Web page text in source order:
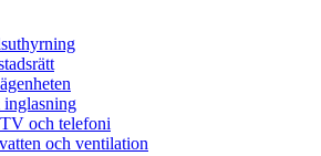
och telefoni
och ventilation